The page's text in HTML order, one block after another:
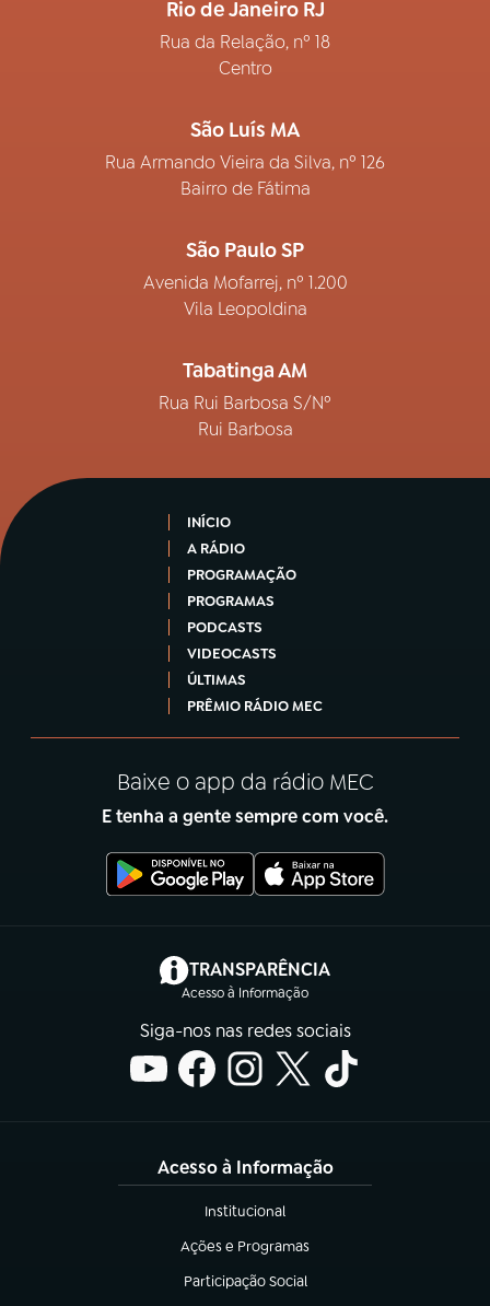
Rio de Janeiro RJ
Rua da Relação, nº 18
Centro
São Luís MA
Rua Armando Vieira da Silva, nº 126
Bairro de Fátima
São Paulo SP
Avenida Mofarrej, nº 1.200
Vila Leopoldina
Tabatinga AM
Rua Rui Barbosa S/Nº
Rui Barbosa
INÍCIO
A RÁDIO
PROGRAMAÇÃO
PROGRAMAS
PODCASTS
VIDEOCASTS
ÚLTIMAS
PRÊMIO RÁDIO MEC
Baixe o app da rádio MEC
E tenha a gente sempre com você.
TRANSPARÊNCIA
Acesso à Informação
(abre em nova aba)
Siga-nos nas redes sociais
Acesso à Informação
Institucional
(abre em nova aba)
Ações e Programas
(abre em nova aba)
Participação Social
(abre em nova aba)